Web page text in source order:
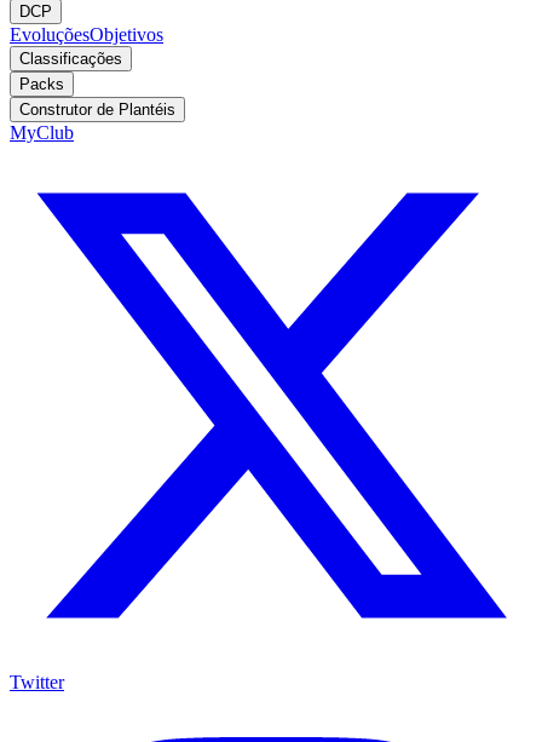
DCP
EvoluçõesObjetivos
Classificações
Packs
Construtor de Plantéis
MyClub
Twitter